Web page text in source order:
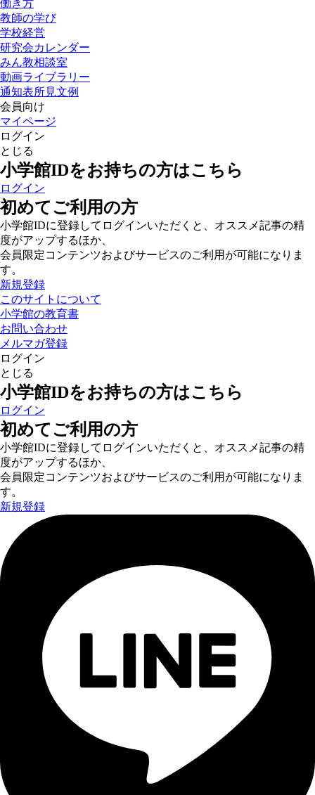
働き方
教師の学び
学校経営
研究会カレンダー
みん教相談室
動画ライブラリー
通知表所見文例
会員向け
マイページ
ログイン
とじる
小学館IDをお持ちの方はこちら
ログイン
初めてご利用の方
小学館IDに登録してログインいただくと、オススメ記事の精
度がアップするほか、
会員限定コンテンツおよびサービスのご利用が可能になりま
す。
新規登録
このサイトについて
小学館の教育書
お問い合わせ
メルマガ登録
ログイン
とじる
小学館IDをお持ちの方はこちら
ログイン
初めてご利用の方
小学館IDに登録してログインいただくと、オススメ記事の精
度がアップするほか、
会員限定コンテンツおよびサービスのご利用が可能になりま
す。
新規登録